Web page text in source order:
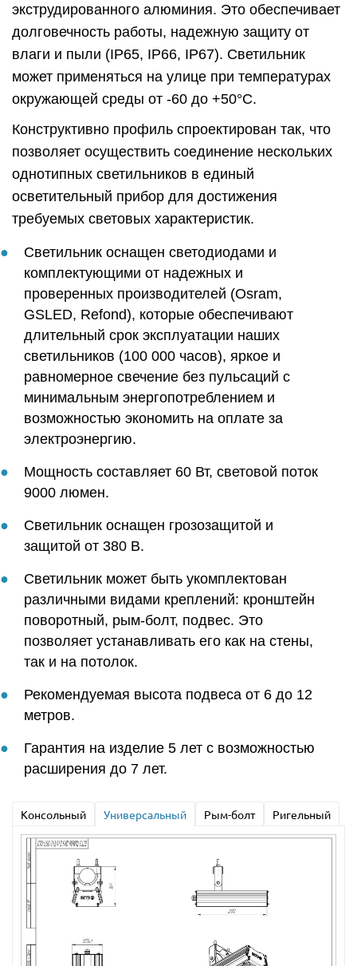
экструдированного алюминия. Это обеспечивает
долговечность работы, надежную защиту от
влаги и пыли (IP65, IP66, IP67). Светильник
может применяться на улице при температурах
окружающей среды от -60 до +50°C.
Конструктивно профиль спроектирован так, что
позволяет осуществить соединение нескольких
однотипных светильников в единый
осветительный прибор для достижения
требуемых световых характеристик.
Светильник оснащен светодиодами и
комплектующими от надежных и
проверенных производителей (Osram,
GSLED, Refond), которые обеспечивают
длительный срок эксплуатации наших
светильников (100 000 часов), яркое и
равномерное свечение без пульсаций с
минимальным энергопотреблением и
возможностью экономить на оплате за
электроэнергию.
Мощность составляет 60 Вт, световой поток
9000 люмен.
Светильник оснащен грозозащитой и
защитой от 380 В.
Светильник может быть укомплектован
различными видами креплений: кронштейн
поворотный, рым-болт, подвес. Это
позволяет устанавливать его как на стены,
так и на потолок.
Рекомендуемая высота подвеса от 6 до 12
метров.
Гарантия на изделие 5 лет с возможностью
расширения до 7 лет.
Консольный Универсальный Рым-болт Ригельный